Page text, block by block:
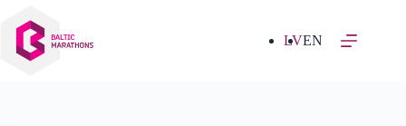
saturu
LVEN